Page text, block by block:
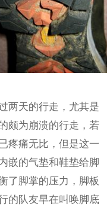
两天的行走，尤其是
颇为崩溃的行走，若
疼痛无比，但是这一
嵌的气垫和鞋垫给脚
了脚掌的压力，脚板
的队友早在叫唤脚底